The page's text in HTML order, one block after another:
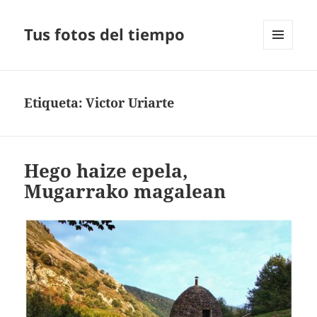
Tus fotos del tiempo
Etiqueta:Victor Uriarte
Hego haize epela,
Mugarrako magalean